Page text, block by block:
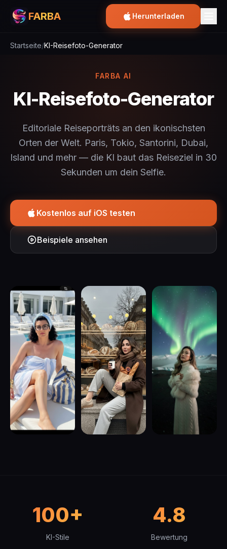
FARBA Herunterladen
Startseite/KI-Reisefoto-Generator
FARBA AI
KI-Reisefoto-Generator
Editoriale Reiseporträts an den ikonischsten
Orten der Welt. Paris, Tokio, Santorini, Dubai,
Island und mehr — die KI baut das Reiseziel in 30
Sekunden um dein Selfie.
Kostenlos auf iOS testen
Beispiele ansehen
100+
KI-Stile
4.8
Bewertung